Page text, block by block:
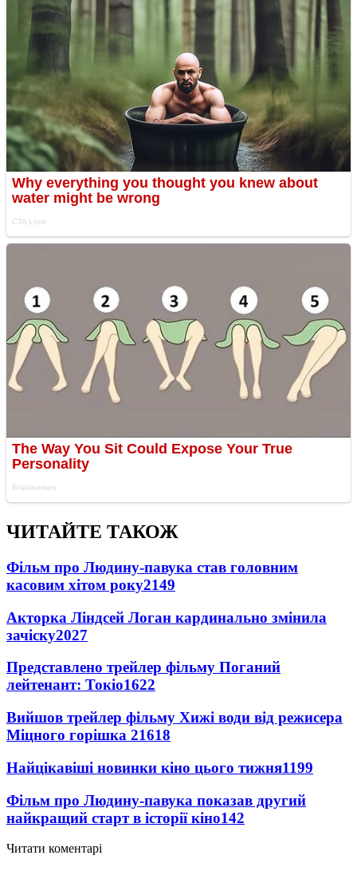
ЧИТАЙТЕ ТАКОЖ
Фільм про Людину-павука став головним
касовим хітом року2149
Акторка Ліндсей Логан кардинально змінила
зачіску2027
Представлено трейлер фільму Поганий
лейтенант: Токіо1622
Вийшов трейлер фільму Хижі води від режисера
Міцного горішка 21618
Найцікавіші новинки кіно цього тижня1199
Фільм про Людину-павука показав другий
найкращий старт в історії кіно142
Читати коментарі